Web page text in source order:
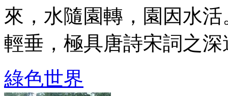
來，水隨園轉，園因水
輕垂，極具唐詩宋詞之
綠色世界